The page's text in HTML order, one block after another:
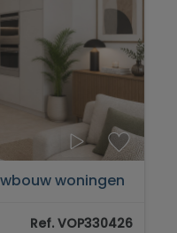
woningen
Ref. VOP330426